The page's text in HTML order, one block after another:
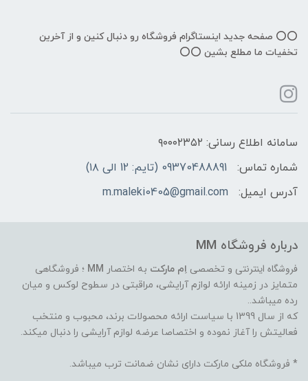
⭕️⭕️ صفحه جدید اینستاگرام فروشگاه رو دنبال کنین و از آخرین
تخفیات ما مطلع بشین ⭕️⭕️
سامانه اطلاع رسانی: ۹۰۰۰۲۳۵۲
شماره تماس:
09370488891 (تایم: 12 الی ۱۸)
آدرس ایمیل:
m.maleki0405@gmail.com
درباره فروشگاه MM
فروشگاه اینترنتی و تخصصی اِم مارکت به اختصار MM ؛ فروشگاهی
متمایز در زمینه ارائه لوازم آرایشی، مراقبتی در سطوح لوکس و میان
رده میباشد..
که از سال 1399 با سیاست ارائه محصولات برند، محبوب و منتخب
فعالیتش را آغاز نموده و اختصاصا عرضه لوازم آرایشی را دنبال میکند.
* فروشگاه ملکی مارکت دارای نشان ضمانت ترب میباشد.